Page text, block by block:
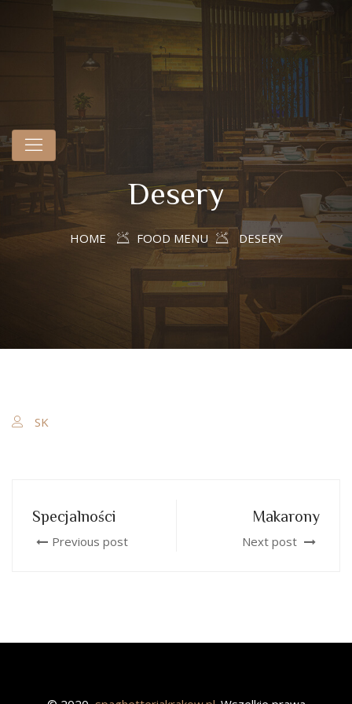
Desery
HOME FOOD MENU DESERY
SK
Specjalności
Previous post
Makarony
Next post